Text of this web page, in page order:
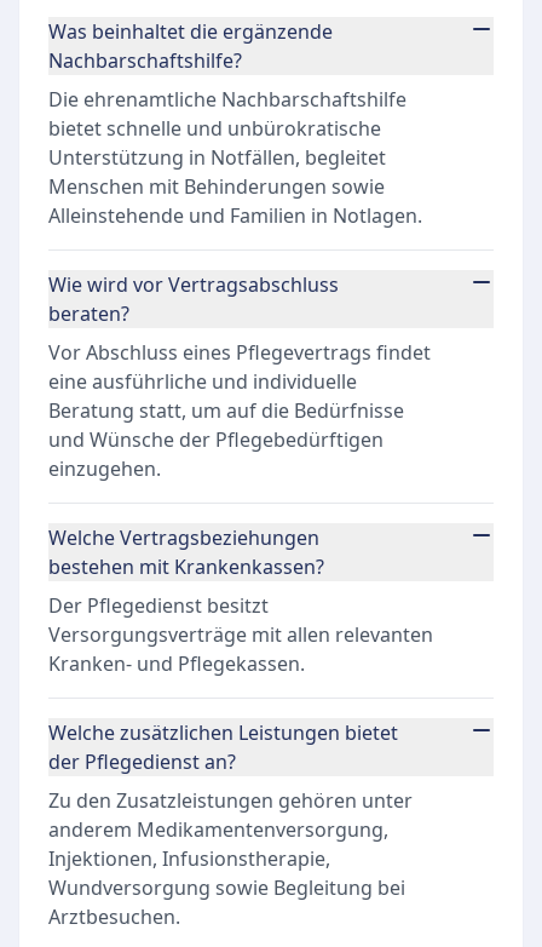
Was beinhaltet die ergänzende
Nachbarschaftshilfe?
Die ehrenamtliche Nachbarschaftshilfe
bietet schnelle und unbürokratische
Unterstützung in Notfällen, begleitet
Menschen mit Behinderungen sowie
Alleinstehende und Familien in Notlagen.
Wie wird vor Vertragsabschluss
beraten?
Vor Abschluss eines Pflegevertrags findet
eine ausführliche und individuelle
Beratung statt, um auf die Bedürfnisse
und Wünsche der Pflegebedürftigen
einzugehen.
Welche Vertragsbeziehungen
bestehen mit Krankenkassen?
Der Pflegedienst besitzt
Versorgungsverträge mit allen relevanten
Kranken- und Pflegekassen.
Welche zusätzlichen Leistungen bietet
der Pflegedienst an?
Zu den Zusatzleistungen gehören unter
anderem Medikamentenversorgung,
Injektionen, Infusionstherapie,
Wundversorgung sowie Begleitung bei
Arztbesuchen.